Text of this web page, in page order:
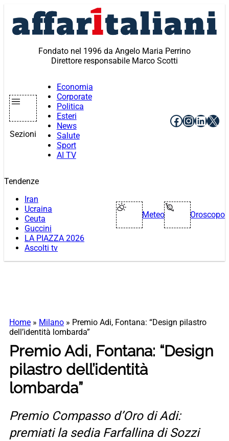
contenuto
Fondato nel 1996 da Angelo Maria Perrino
Direttore responsabile Marco Scotti
Sezioni
Economia
Corporate
Politica
Esteri
News
Salute
Sport
AI TV
Facebook
X
Tendenze
Iran
Ucraina
Ceuta
Guccini
LA PIAZZA 2026
Ascolti tv
Meteo Oroscopo
Home » Milano » Premio Adi, Fontana: “Design pilastro
dell’identità lombarda”
Premio Adi, Fontana: “Design
pilastro dell’identità
lombarda”
Premio Compasso d’Oro di Adi:
premiati la sedia Farfallina di Sozzi